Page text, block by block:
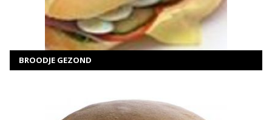
BROODJE GEZOND